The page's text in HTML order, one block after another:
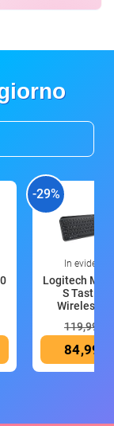
-29%
In evidenza
Logitech MX
S Tastiera
Wireless
119,99 €
84,99 €